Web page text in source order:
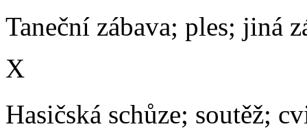
Taneční zábava; ples; jiná
X
Hasičská schůze; soutěž;